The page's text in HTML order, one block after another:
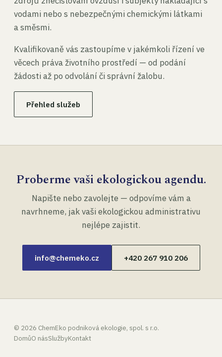
vodami nebo s nebezpečnými chemickými látkami
a směsmi.
Kvalifikovaně vás zastoupíme v jakémkoli řízení ve
věcech práva životního prostředí — od podání
žádosti až po odvolání či správní žalobu.
Přehled služeb
Proberme vaši ekologickou agendu.
Napište nebo zavolejte — odpovíme vám a
navrhneme, jak vaši ekologickou administrativu
nejlépe zajistit.
info@chemeko.cz +420 267 910 206
© 2026 ChemEko podniková ekologie, spol. s r.o.
DomůO násSlužbyKontakt